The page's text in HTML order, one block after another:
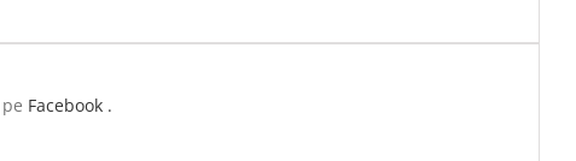
Facebook .